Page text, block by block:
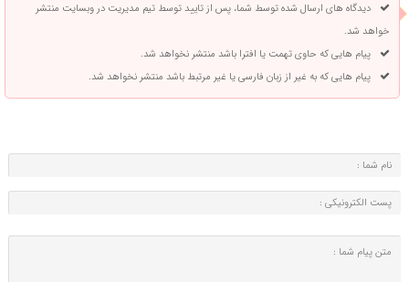
دیدگاه های ارسال شده توسط شما، پس از تایید توسط تیم مدیریت در وبسایت منتشر
خواهد شد.
پیام هایی که حاوی تهمت یا افترا باشد منتشر نخواهد شد.
پیام هایی که به غیر از زبان فارسی یا غیر مرتبط باشد منتشر نخواهد شد.